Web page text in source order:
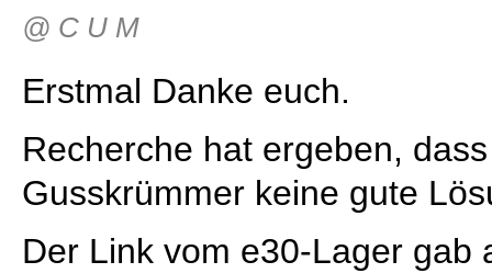
@ C U M
Erstmal Danke euch.
Recherche hat ergeben,
Gusskrümmer keine gute
Der Link vom e30-Lager gab